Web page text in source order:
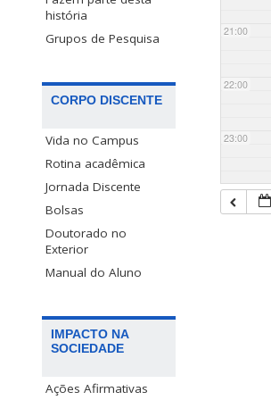
história
Grupos de Pesquisa
CORPO DISCENTE
Vida no Campus
Rotina acadêmica
Jornada Discente
Bolsas
Doutorado no
Exterior
Manual do Aluno
IMPACTO NA
SOCIEDADE
Ações Afirmativas
21:00
22:00
23:00